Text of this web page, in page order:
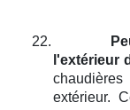
22.
l'extérieur
extérieur.